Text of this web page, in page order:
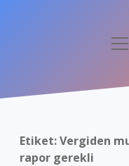
Yasal Uyarı
Etiket:Vergiden
rapor gerekli